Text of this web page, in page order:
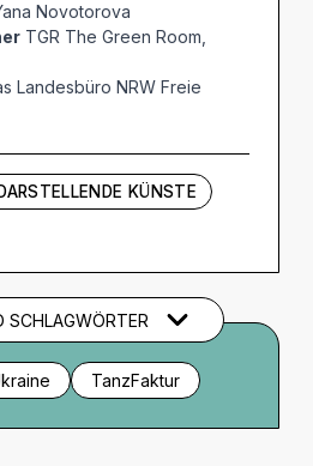
Novotorova
TGR The Green Room,
Landesbüro NRW Freie
DARSTELLENDE KÜNSTE
SCHLAGWÖRTER
TanzFaktur